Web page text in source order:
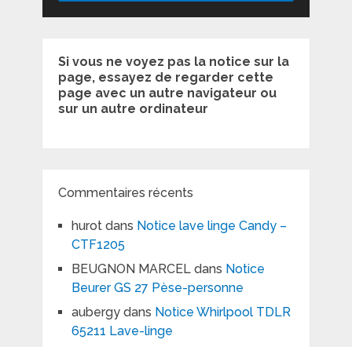
Si vous ne voyez pas la notice sur la
page, essayez de regarder cette
page avec un autre navigateur ou
sur un autre ordinateur
Commentaires récents
hurotdans Notice lave linge Candy –
CTF1205
BEUGNON MARCELdans Notice
Beurer GS 27 Pèse-personne
aubergydans Notice Whirlpool TDLR
65211 Lave-linge